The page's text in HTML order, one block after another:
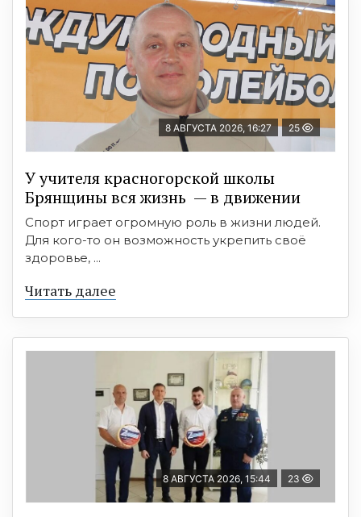
8 АВГУСТА 2026, 16:27 25
У учителя красногорской школы
Брянщины вся жизнь — в движении
Спорт играет огромную роль в жизни людей.
Для кого-то он возможность укрепить своё
здоровье, ...
Читать далее
8 АВГУСТА 2026, 15:44 23